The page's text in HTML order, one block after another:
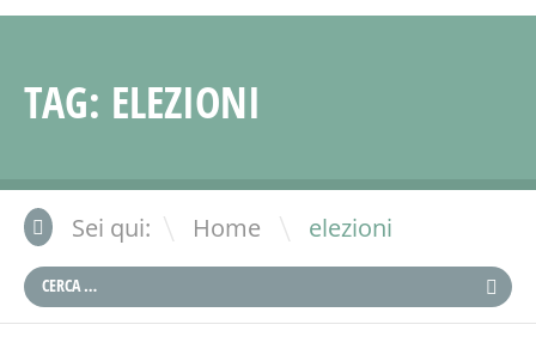
TAG: ELEZIONI
Sei qui: Home \ elezioni